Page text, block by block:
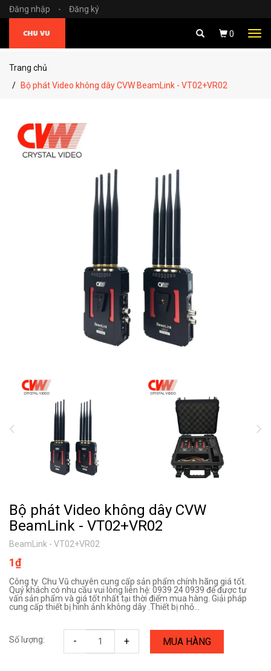
Đăng nhập - Đăng ký
0
Trang chủ
Bộ phát Video không dây CVW BeamLink - VT02+VR02
Bộ phát Video không dây CVW
BeamLink - VT02+VR02
BeamLink - VT02+VR02
1₫
Công ty Chu Vũ chuyên cung cấp sản phẩm chính hãng giá tốt.
Quý khách có nhu cầu vui lòng liên hệ: 0939 24 0939 để được tư
vấn sản phẩm và giá tốt nhất tại thời điểm mua hàng. Giải pháp
cung cấp thiết bị hình ảnh không dây .Thiết bị nhỏ...
Số lượng: - + MUA HÀNG